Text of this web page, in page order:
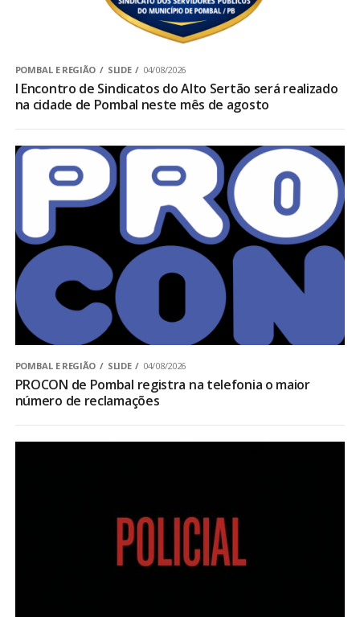
POMBAL E REGIÃO SLIDE 04/08/2026
I Encontro de Sindicatos do Alto Sertão será realizado
na cidade de Pombal neste mês de agosto
POMBAL E REGIÃO SLIDE 04/08/2026
PROCON de Pombal registra na telefonia o maior
número de reclamações